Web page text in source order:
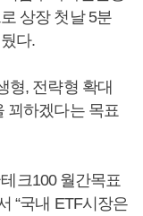
상장 첫날 5분
다.
형, 전략형 확대
꾀하겠다는 목표
크100 월간목표
“국내 ETF시장은